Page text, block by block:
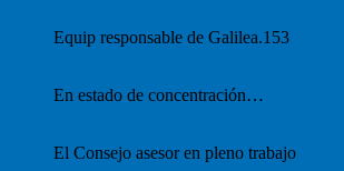
Equip responsable de Galilea.153
En estado de concentración…
El Consejo asesor en pleno trabajo